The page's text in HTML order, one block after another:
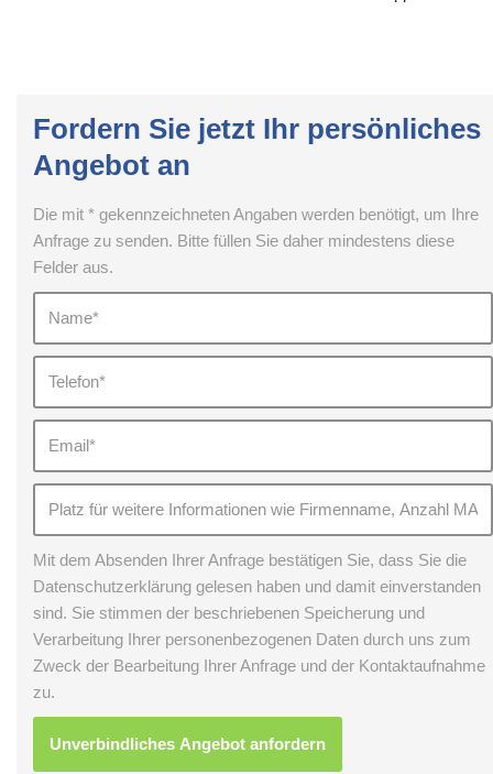
Fordern Sie jetzt Ihr persönliches
Angebot an
Die mit * gekennzeichneten Angaben werden benötigt, um Ihre
Anfrage zu senden. Bitte füllen Sie daher mindestens diese
Felder aus.
Mit dem Absenden Ihrer Anfrage bestätigen Sie, dass Sie die
Datenschutzerklärung gelesen haben und damit einverstanden
sind. Sie stimmen der beschriebenen Speicherung und
Verarbeitung Ihrer personenbezogenen Daten durch uns zum
Zweck der Bearbeitung Ihrer Anfrage und der Kontaktaufnahme
zu.